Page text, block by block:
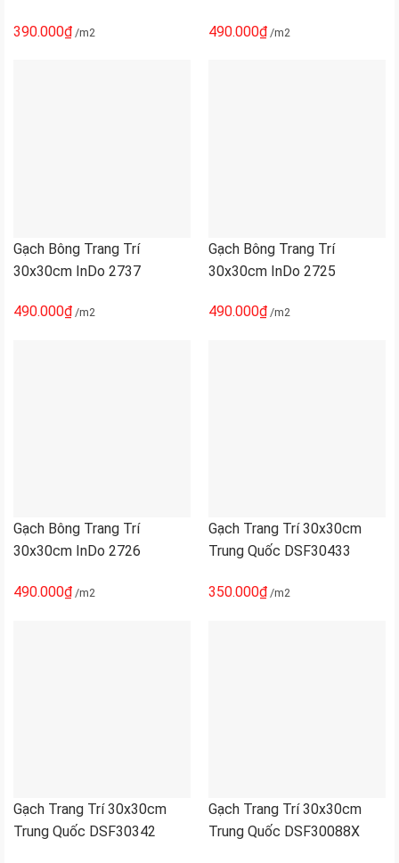
390.000₫/m2 490.000₫/m2
Gạch Bông Trang Trí
30x30cm InDo 2737
490.000₫/m2
Gạch Bông Trang Trí
30x30cm InDo 2725
490.000₫/m2
Gạch Bông Trang Trí
30x30cm InDo 2726
490.000₫/m2
Gạch Trang Trí 30x30cm
Trung Quốc DSF30433
350.000₫/m2
Gạch Trang Trí 30x30cm
Trung Quốc DSF30342
Gạch Trang Trí 30x30cm
Trung Quốc DSF30088X